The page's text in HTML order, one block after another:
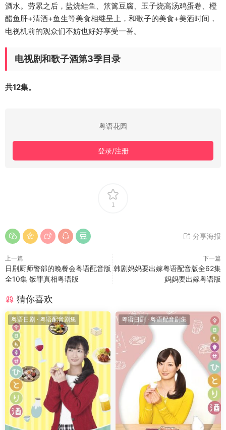
酒水。劳累之后，盐烧鲑鱼、笊篱豆腐、玉子烧高汤鸡蛋卷、橙
醋鱼肝+清酒+鱼生等美食相继呈上，和歌子的美食+美酒时间，
电视机前的观众们不妨也好好享受一番。
电视剧和歌子酒第3季目录
共12集。
粤语花园
登录/注册
1
分享海报
上一篇
日剧厨师警部的晚餐会粤语配音版
全10集 饭罪真相粤语版
下一篇
韩剧妈妈要出嫁粤语配音版全62集
妈妈要出嫁粤语版
猜你喜欢
粤语日剧 · 粤语配音剧集 粤语日剧 · 粤语配音剧集